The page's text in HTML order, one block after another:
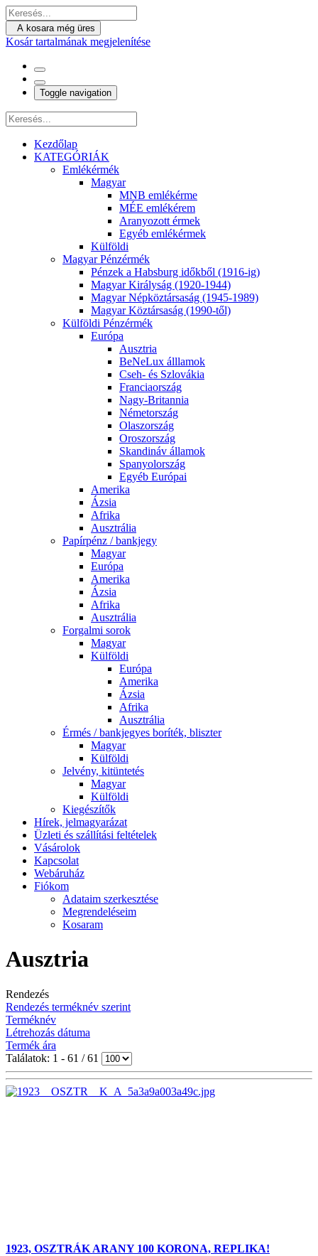
A kosara még üres
Kosár tartalmának megjelenítése
Toggle navigation
Kezdőlap
KATEGÓRIÁK
Emlékérmék
Magyar
MNB emlékérme
MÉE emlékérem
Aranyozott érmek
Egyéb emlékérmek
Külföldi
Magyar Pénzérmék
Pénzek a Habsburg időkből (1916-ig)
Magyar Királyság (1920-1944)
Magyar Népköztársaság (1945-1989)
Magyar Köztársaság (1990-től)
Külföldi Pénzérmék
Európa
Ausztria
BeNeLux álllamok
Cseh- és Szlovákia
Franciaország
Nagy-Britannia
Németország
Olaszország
Oroszország
Skandináv államok
Spanyolország
Egyéb Európai
Amerika
Ázsia
Afrika
Ausztrália
Papírpénz / bankjegy
Magyar
Európa
Amerika
Ázsia
Afrika
Ausztrália
Forgalmi sorok
Magyar
Külföldi
Európa
Amerika
Ázsia
Afrika
Ausztrália
Érmés / bankjegyes boríték, bliszter
Magyar
Külföldi
Jelvény, kitüntetés
Magyar
Külföldi
Kiegészítők
Hírek, jelmagyarázat
Üzleti és szállítási feltételek
Vásárolok
Kapcsolat
Webáruház
Fiókom
Adataim szerkesztése
Megrendeléseim
Kosaram
Ausztria
Rendezés
Rendezés terméknév szerint
Terméknév
Létrehozás dátuma
Termék ára
Találatok: 1 - 61 / 61
1923, OSZTRÁK ARANY 100 KORONA, REPLIKA!